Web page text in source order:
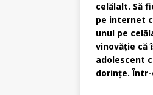
celălalt. Să
pe internet
unul pe
vinovăţie că
adolescent
dorinţe.